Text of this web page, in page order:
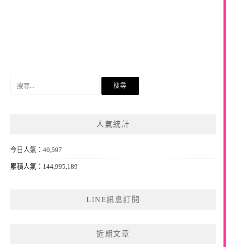
人氣統計
今日人氣：40,597
累積人氣：144,995,189
LINE訊息訂閱
近期文章